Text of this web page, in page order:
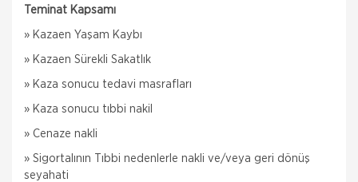
Teminat Kapsamı
» Kazaen Yaşam Kaybı
» Kazaen Sürekli Sakatlık
» Kaza sonucu tedavi masrafları
» Kaza sonucu tıbbi nakil
» Cenaze nakli
» Sigortalının Tıbbi nedenlerle nakli ve/veya geri dönüş
seyahati